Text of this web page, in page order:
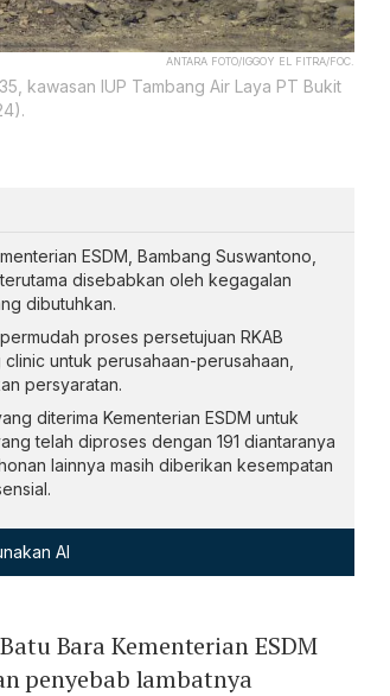
ANTARA FOTO/IGGOY EL FITRA/FOC.
kawasan IUP Tambang Air Laya PT Bukit
ESDM, Bambang Suswantono,
disebabkan oleh kegagalan
dibutuhkan.
proses persetujuan RKAB
untuk perusahaan-perusahaan,
persyaratan.
diterima Kementerian ESDM untuk
telah diproses dengan 191 diantaranya
lainnya masih diberikan kesempatan
AI
Bara Kementerian ESDM
penyebab lambatnya